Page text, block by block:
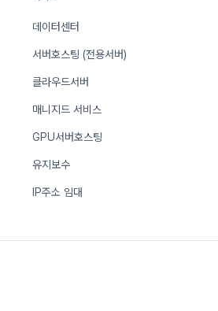
데이터센터
서버호스팅 (전용서버)
클라우드서버
매니지드 서비스
GPU서버호스팅
유지보수
IP주소 임대